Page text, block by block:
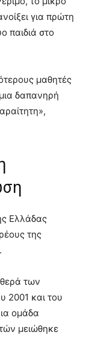
για πρώτη
παιδιά στο
μαθητές
δαπανηρή
Ελλάδας
της
των
2001 και του
ομάδα
μειώθηκε